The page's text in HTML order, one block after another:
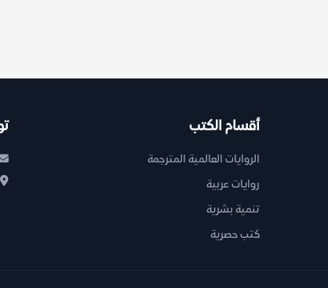
أقسام الكتب
الروايات العالمية المترجمة
روايات عربية
تنمية بشرية
كتب حصرية